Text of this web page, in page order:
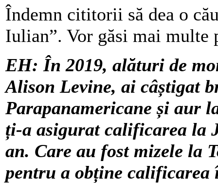
Îndemn cititorii să dea o
Iulian”. Vor găsi mai multe
EH: În 2019, alături de
Alison Levine, ai câștigat
Parapanamericane și aur
ți-a asigurat calificarea la
an. Care au fost mizele la
pentru a obține